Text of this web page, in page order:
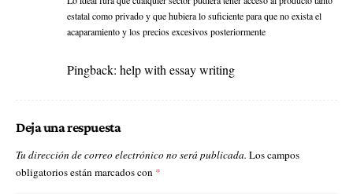
estatal como privado y que hubiera lo suficiente para que no exista el
acaparamiento y los precios excesivos posteriormente
Pingback: help with essay writing
Deja una respuesta
Tu dirección de correo electrónico no será publicada. Los campos
obligatorios están marcados con *